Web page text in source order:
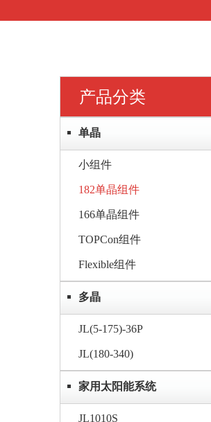
产品分类
单晶
小组件
182单晶组件
166单晶组件
TOPCon组件
Flexible组件
多晶
JL(5-175)-36P
JL(180-340)
家用太阳能系统
JL1010S